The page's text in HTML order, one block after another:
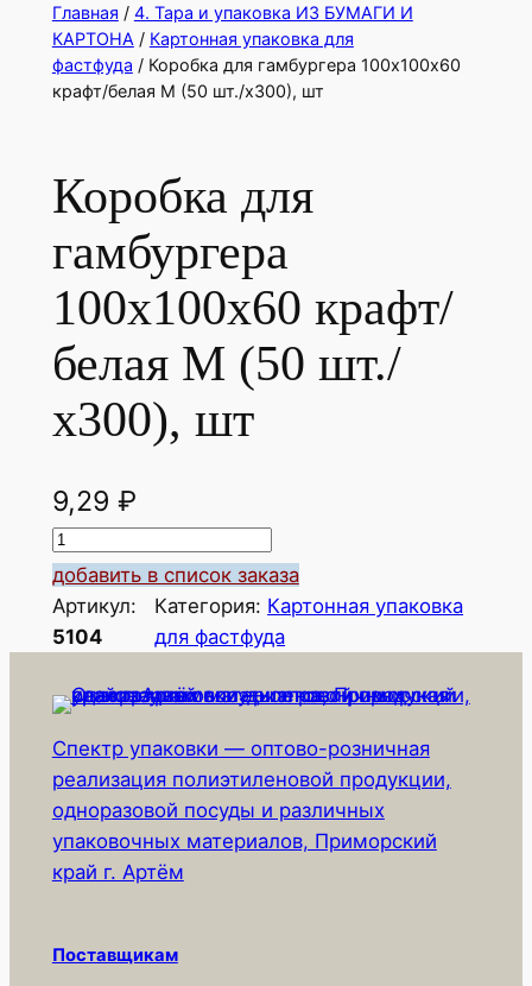
Главная / 4. Тара и упаковка ИЗ БУМАГИ И
КАРТОНА / Картонная упаковка для
фастфуда / Коробка для гамбургера 100х100х60
крафт/белая М (50 шт./х300), шт
Коробка для
гамбургера
100х100х60 крафт/
белая М (50 шт./
х300), шт
9,29 ₽
К
о
л
и
ч
е
с
т
в
о
т
о
р
добавить в список заказа
Артикул:
5104
Категория: Картонная упаковка
для фастфуда
Спектр упаковки — оптово-розничная
реализация полиэтиленовой продукции,
одноразовой посуды и различных
упаковочных материалов, Приморский
край г. Артём
Поставщикам